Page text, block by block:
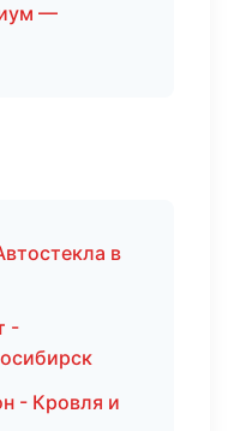
—
в
-
- Кровля и